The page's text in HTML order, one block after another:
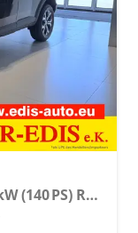
Expression 140 mild Hybrid 103 kW (140 PS) Radio, DAB, Sitzheizung, Lenkradheizung, 2-Zonen-Klimaautomatik, Rückfahrkamera, Lichtsensor, Regensensor, 17 Zoll Leichtmetallräder, uvm.